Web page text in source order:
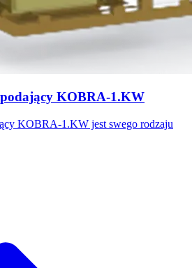
KOBRA-1.KW
KOBRA-1.KW jest swego rodzaju